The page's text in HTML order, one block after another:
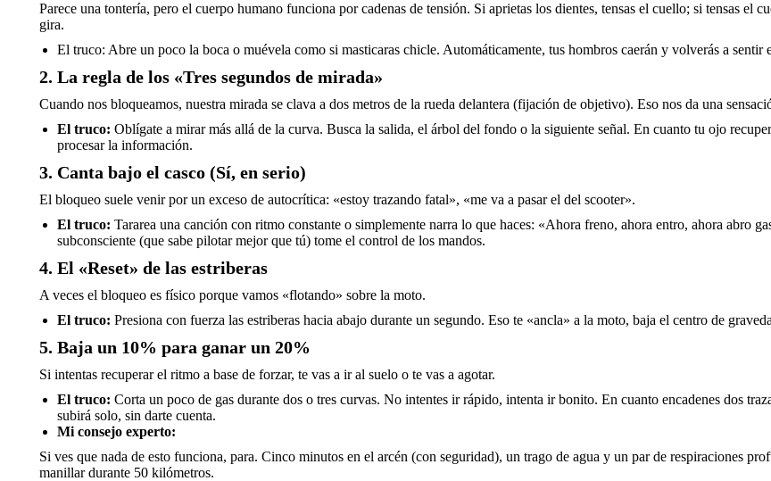
Parece una tontería, pero el cuerpo humano funciona por cadenas de tensión. Si aprietas los dientes, tensas el cuello; si tensas el
gira.
El truco: Abre un poco la boca o muévela como si masticaras chicle. Automáticamente, tus hombros caerán y volverás a sentir
2. La regla de los «Tres segundos de mirada»
Cuando nos bloqueamos, nuestra mirada se clava a dos metros de la rueda delantera (fijación de objetivo). Eso nos da una
El truco: Oblígate a mirar más allá de la curva. Busca la salida, el árbol del fondo o la siguiente señal. En cuanto tu ojo
procesar la información.
3. Canta bajo el casco (Sí, en serio)
El bloqueo suele venir por un exceso de autocrítica: «estoy trazando fatal», «me va a pasar el del scooter».
El truco: Tararea una canción con ritmo constante o simplemente narra lo que haces: «Ahora freno, ahora entro, ahora abro
subconsciente (que sabe pilotar mejor que tú) tome el control de los mandos.
4. El «Reset» de las estriberas
A veces el bloqueo es físico porque vamos «flotando» sobre la moto.
El truco: Presiona con fuerza las estriberas hacia abajo durante un segundo. Eso te «ancla» a la moto, baja el centro de
5. Baja un 10% para ganar un 20%
Si intentas recuperar el ritmo a base de forzar, te vas a ir al suelo o te vas a agotar.
El truco: Corta un poco de gas durante dos o tres curvas. No intentes ir rápido, intenta ir bonito. En cuanto encadenes dos
subirá solo, sin darte cuenta.
Mi consejo experto:
Si ves que nada de esto funciona, para. Cinco minutos en el arcén (con seguridad), un trago de agua y un par de respiraciones
manillar durante 50 kilómetros.